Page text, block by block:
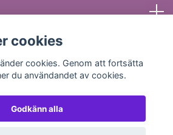
cookies
cookies. Genom att fortsätta
du användandet av cookies.
Godkänn alla